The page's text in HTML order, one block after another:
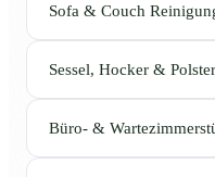
Sofa & Couch
Sessel, Hocker &
Büro- &